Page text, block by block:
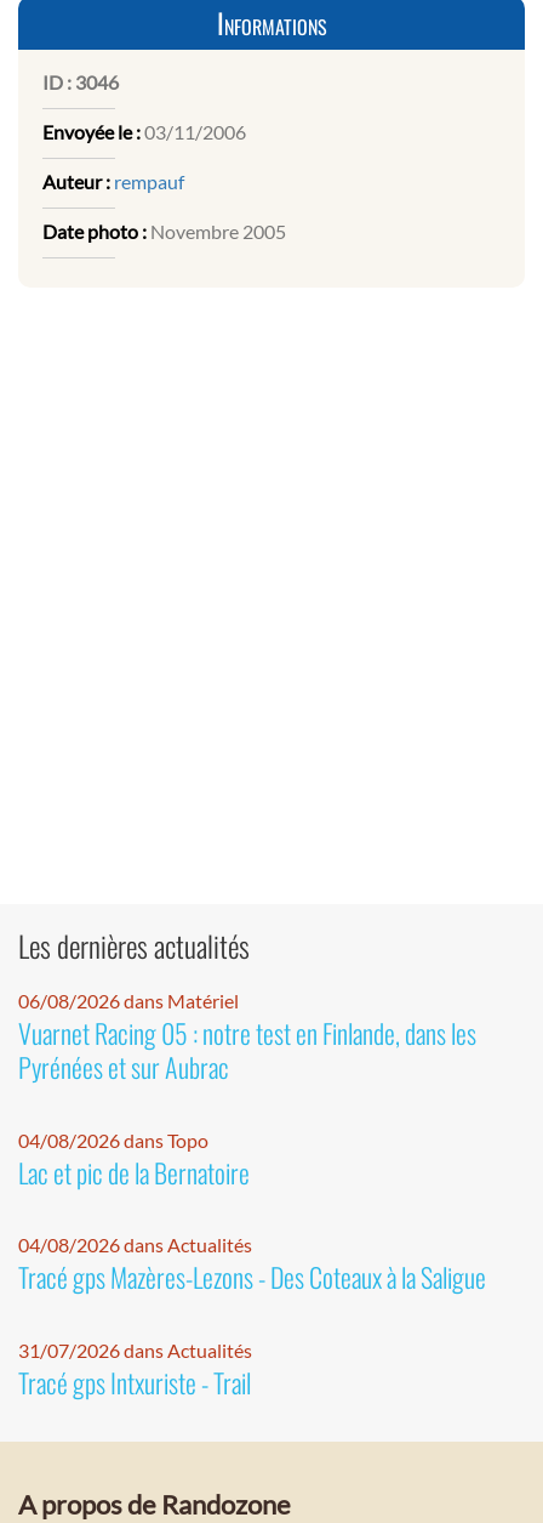
Informations
ID : 3046
Envoyée le :03/11/2006
Auteur : rempauf
Date photo : Novembre 2005
Les dernières actualités
06/08/2026 dans Matériel
Vuarnet Racing 05 : notre test en Finlande, dans les
Pyrénées et sur Aubrac
04/08/2026 dans Topo
Lac et pic de la Bernatoire
04/08/2026 dans Actualités
Tracé gps Mazères-Lezons - Des Coteaux à la Saligue
31/07/2026 dans Actualités
Tracé gps Intxuriste - Trail
A propos de Randozone